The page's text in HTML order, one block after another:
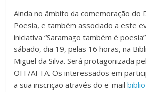
Ainda no âmbito da comemoração do
Poesia, e também associado a este
iniciativa “Saramago também é
sábado, dia 19, pelas 16 horas, na
Miguel da Silva. Será protagonizada
OFF/AFTA. Os interessados em
a sua inscrição através do e-mail